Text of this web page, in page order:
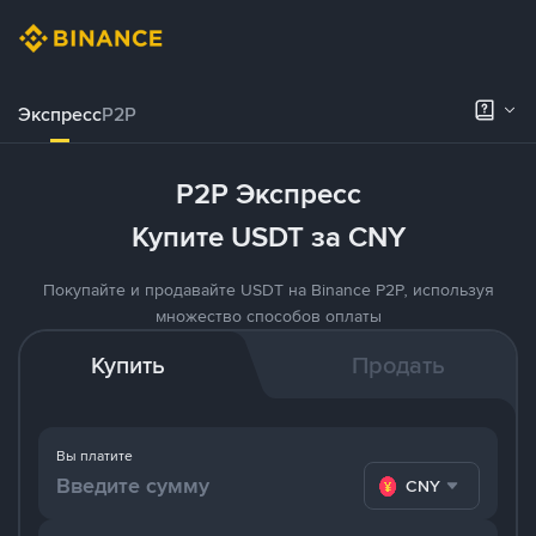
ЭкспрессP2P
P2P Экспресс
Купите USDT за CNY
Покупайте и продавайте USDT на Binance P2P, используя
множество способов оплаты
Купить Продать
Вы платите
CNY